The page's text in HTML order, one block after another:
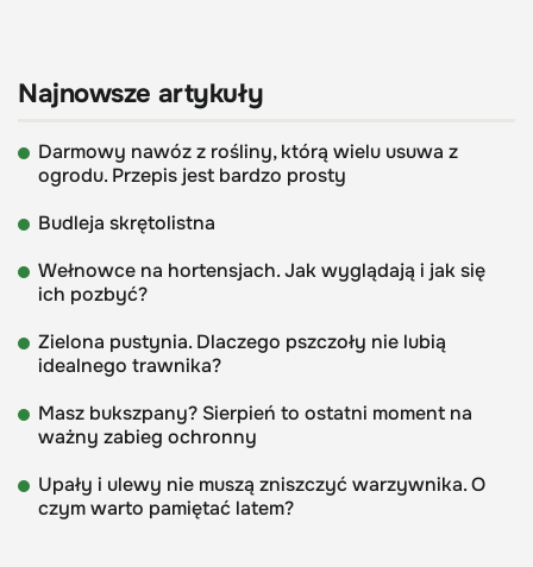
Najnowsze artykuły
Darmowy nawóz z rośliny, którą wielu usuwa z
ogrodu. Przepis jest bardzo prosty
Budleja skrętolistna
Wełnowce na hortensjach. Jak wyglądają i jak się
ich pozbyć?
Zielona pustynia. Dlaczego pszczoły nie lubią
idealnego trawnika?
Masz bukszpany? Sierpień to ostatni moment na
ważny zabieg ochronny
Upały i ulewy nie muszą zniszczyć warzywnika. O
czym warto pamiętać latem?